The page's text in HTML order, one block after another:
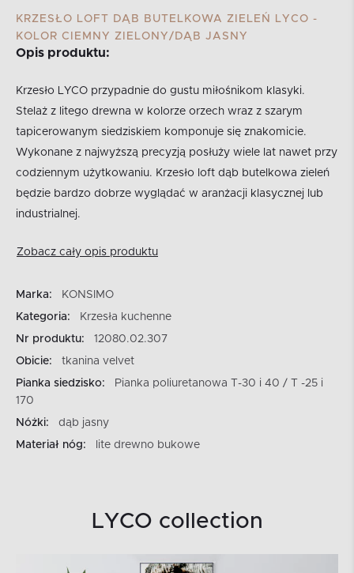
KRZESŁO LOFT DĄB BUTELKOWA ZIELEŃ LYCO -
KOLOR CIEMNY ZIELONY/DĄB JASNY
Opis produktu:
Krzesło LYCO przypadnie do gustu miłośnikom klasyki.
Stelaż z litego drewna w kolorze orzech wraz z szarym
tapicerowanym siedziskiem komponuje się znakomicie.
Wykonane z najwyższą precyzją posłuży wiele lat nawet przy
codziennym użytkowaniu. Krzesło loft dąb butelkowa zieleń
będzie bardzo dobrze wyglądać w aranżacji klasycznej lub
industrialnej.
Zobacz cały opis produktu
Marka:
KONSIMO
Kategoria:
Krzesła kuchenne
Nr produktu:
12080.02.307
Obicie:
tkanina velvet
Pianka siedzisko:
Pianka poliuretanowa T-30 i 40 / T -25 i
170
Nóżki:
dąb jasny
Materiał nóg:
lite drewno bukowe
LYCO collection